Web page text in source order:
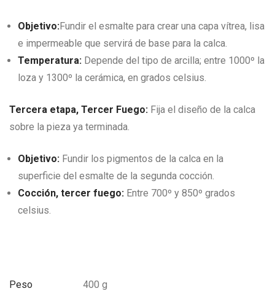
Objetivo:Fundir el esmalte para crear una capa vítrea, lisa
e impermeable que servirá de base para la calca.
Temperatura: Depende del tipo de arcilla; entre 1000º la
loza y 1300º la cerámica, en grados celsius.
Tercera etapa, Tercer Fuego: Fija el diseño de la calca
sobre la pieza ya terminada.
Objetivo: Fundir los pigmentos de la calca en la
superficie del esmalte de la segunda cocción.
Cocción, tercer fuego: Entre 700º y 850º grados
celsius.
Peso 400 g